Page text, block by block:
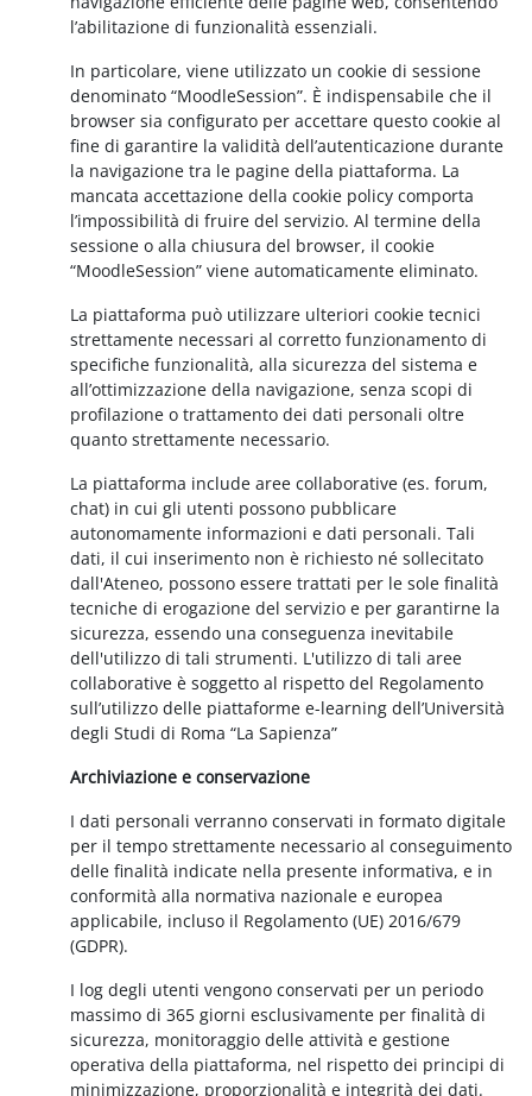
l’abilitazione di funzionalità essenziali.
In particolare, viene utilizzato un cookie di sessione
denominato “MoodleSession”. È indispensabile che il
browser sia configurato per accettare questo cookie al
fine di garantire la validità dell’autenticazione durante
la navigazione tra le pagine della piattaforma. La
mancata accettazione della cookie policy comporta
l’impossibilità di fruire del servizio. Al termine della
sessione o alla chiusura del browser, il cookie
“MoodleSession” viene automaticamente eliminato.
La piattaforma può utilizzare ulteriori cookie tecnici
strettamente necessari al corretto funzionamento di
specifiche funzionalità, alla sicurezza del sistema e
all’ottimizzazione della navigazione, senza scopi di
profilazione o trattamento dei dati personali oltre
quanto strettamente necessario.
La piattaforma include aree collaborative (es. forum,
chat) in cui gli utenti possono pubblicare
autonomamente informazioni e dati personali. Tali
dati, il cui inserimento non è richiesto né sollecitato
dall'Ateneo, possono essere trattati per le sole finalità
tecniche di erogazione del servizio e per garantirne la
sicurezza, essendo una conseguenza inevitabile
dell'utilizzo di tali strumenti. L'utilizzo di tali aree
collaborative è soggetto al rispetto del Regolamento
sull’utilizzo delle piattaforme e-learning dell’Università
degli Studi di Roma “La Sapienza”
Archiviazione e conservazione
I dati personali verranno conservati in formato digitale
per il tempo strettamente necessario al conseguimento
delle finalità indicate nella presente informativa, e in
conformità alla normativa nazionale e europea
applicabile, incluso il Regolamento (UE) 2016/679
(GDPR).
I log degli utenti vengono conservati per un periodo
massimo di 365 giorni esclusivamente per finalità di
sicurezza, monitoraggio delle attività e gestione
operativa della piattaforma, nel rispetto dei principi di
minimizzazione, proporzionalità e integrità dei dati.